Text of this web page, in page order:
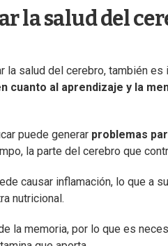
la salud del
la salud del cerebro, también es
cuanto al aprendizaje y la
puede generar problemas
la parte del cerebro que
causar inflamación, lo que a
nutricional.
la memoria, por lo que es